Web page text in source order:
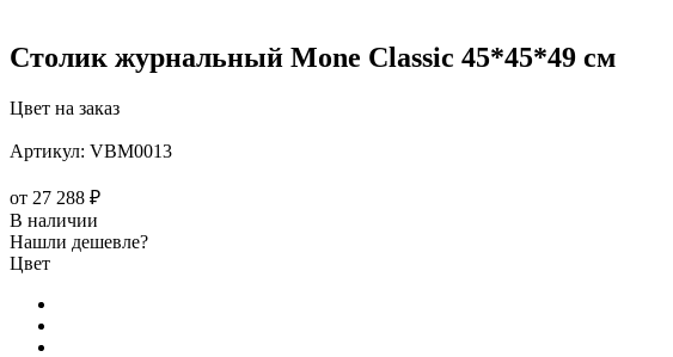
Столик журнальный Mone Classic 45*45*49 см
Цвет на заказ
Артикул: VBM0013
от 27 288 ₽
В наличии
Нашли дешевле?
Цвет